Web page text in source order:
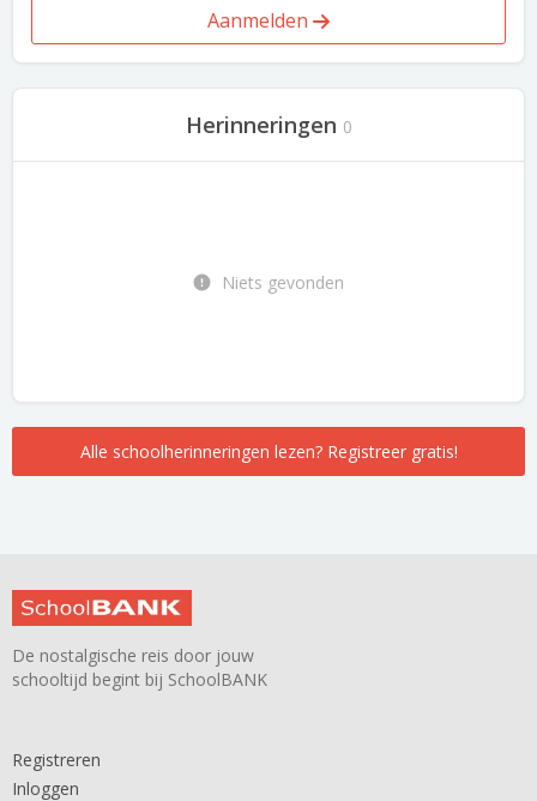
Aanmelden
Herinneringen 0
Niets gevonden
Alle schoolherinneringen lezen? Registreer gratis!
De nostalgische reis door jouw
schooltijd begint bij SchoolBANK
Registreren
Inloggen